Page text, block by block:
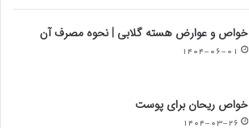
خواص و عوارض هسته گلابی | نحوه مصرف آن
۱۴۰۴-۰۶-۰۱
خواص ریحان برای پوست
۱۴۰۴-۰۳-۲۶